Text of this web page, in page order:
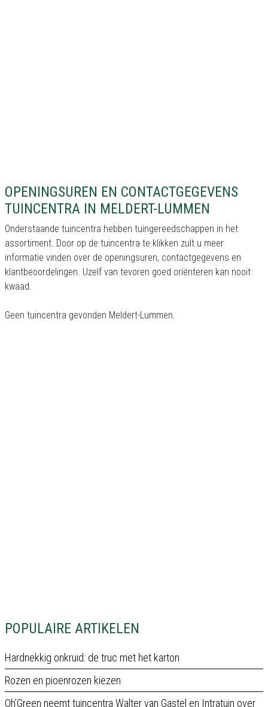
POPULAIRE ARTIKELEN
Hardnekkig onkruid: de truc met het karton
Rozen en pioenrozen kiezen
Oh’Green neemt tuincentra Walter van Gastel en Intratuin over
OPENINGSUREN EN CONTACTGEGEVENS
TUINCENTRA IN MELDERT-LUMMEN
Onderstaande tuincentra hebben tuingereedschappen in het
assortiment. Door op de tuincentra te klikken zult u meer
informatie vinden over de openingsuren, contactgegevens en
klantbeoordelingen. Uzelf van tevoren goed oriënteren kan nooit
kwaad.
Geen tuincentra gevonden Meldert-Lummen.